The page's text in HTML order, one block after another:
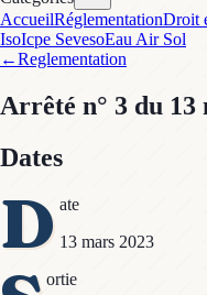
AccueilRéglementationDroit
IsoIcpe SevesoEau Air Sol
←Reglementation
Arrêté n° 3 du 13
Dates
D ate
13 mars 2023
ortie